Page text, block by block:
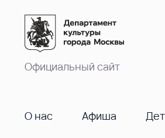
Официальный сайт
О нас Афиша